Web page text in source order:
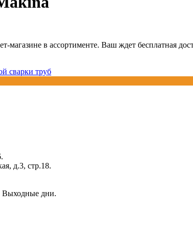
магазине в ассортименте. Ваш ждет бесплатная
сварки труб
д.3, стр.18.
Выходные дни.